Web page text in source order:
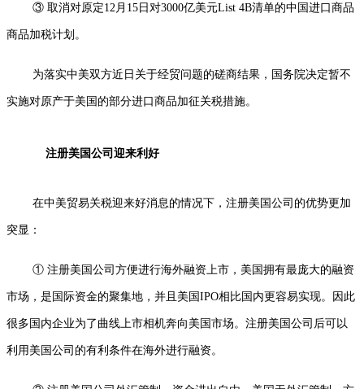
③ 取消对原定12月15日对3000亿美元List 4B清单的中国进口商品
商品加税计划。
为落实中美双方近日关于经贸问题的磋商结果，国务院决定暂不
实施对原产于美国的部分进口商品加征关税措施。
注册美国公司迎来利好
在中美贸易关税迎来好消息的情况下，注册美国公司的优势更加
突显：
① 注册美国公司方便进行海外融资上市，美国拥有最庞大的融资
市场，是国际资金的聚集地，并且美国IPO相比国内更容易实现。因此
很多国内企业为了曲线上市相机奔向美国市场。注册美国公司后可以
利用美国公司的有利条件在海外进行融资。